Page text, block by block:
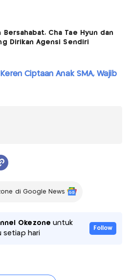
Bersahabat, Cha Tae Hyun dan
Dirikan Agensi Sendiri
Ciptaan Anak SMA, Wajib
di Google News
Okezone untuk
setiap hari
Follow